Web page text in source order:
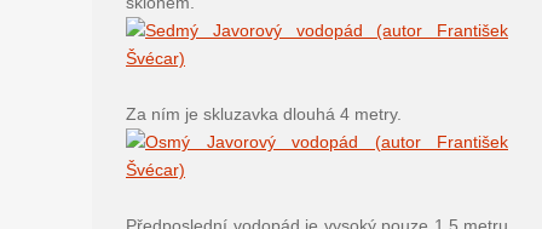
Za ním je skluzavka dlouhá 4 metry.